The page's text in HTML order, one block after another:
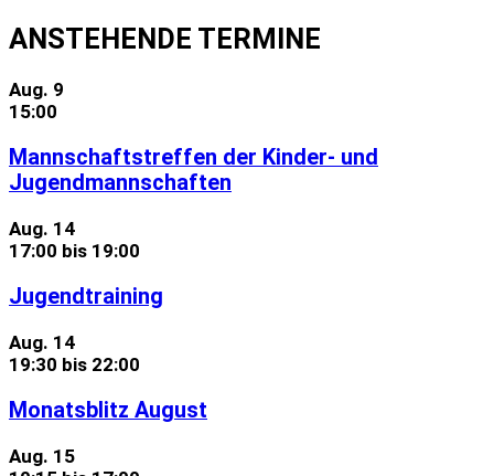
ANSTEHENDE TERMINE
Aug. 9
15:00
Mannschaftstreffen der Kinder- und
Jugendmannschaften
Aug. 14
17:00 bis 19:00
Jugendtraining
Aug. 14
19:30 bis 22:00
Monatsblitz August
Aug. 15